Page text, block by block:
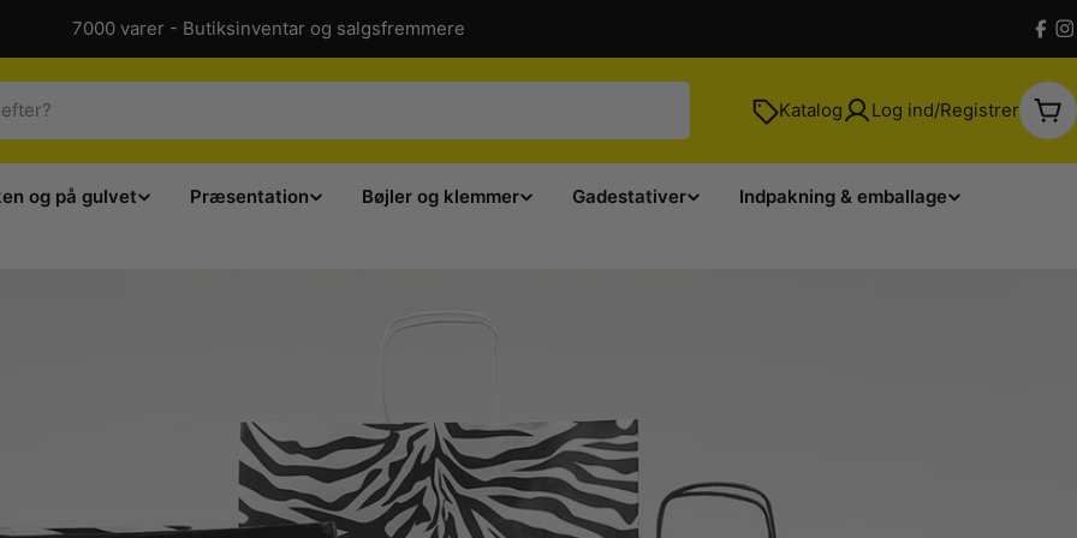
7000 varer - Butiksinventar og salgsfremmere
Katalog Log ind/Registrer
og på gulvet Præsentation Bøjler og klemmer Gadestativer
Indpakning & emballage